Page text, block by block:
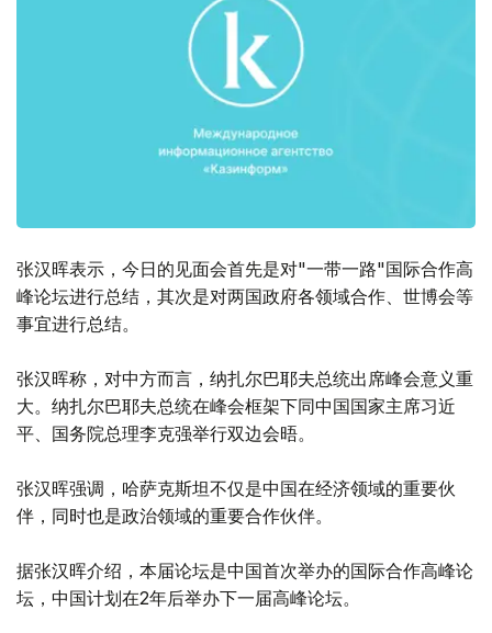
张汉晖表示，今日的见面会首先是对"一带一路"国际合作高
峰论坛进行总结，其次是对两国政府各领域合作、世博会等
事宜进行总结。
张汉晖称，对中方而言，纳扎尔巴耶夫总统出席峰会意义重
大。纳扎尔巴耶夫总统在峰会框架下同中国国家主席习近
平、国务院总理李克强举行双边会晤。
张汉晖强调，哈萨克斯坦不仅是中国在经济领域的重要伙
伴，同时也是政治领域的重要合作伙伴。
据张汉晖介绍，本届论坛是中国首次举办的国际合作高峰论
坛，中国计划在2年后举办下一届高峰论坛。